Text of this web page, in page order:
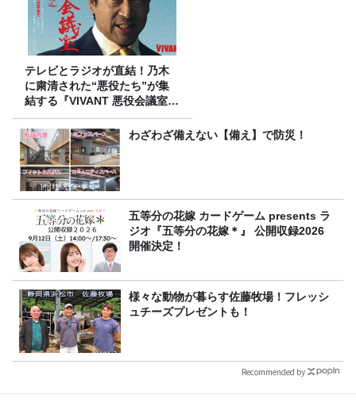
テレビとラジオが直結！乃木
に粛清された“悪役たち”が集
結する『VIVANT 悪役会議室』
7/26(日)23時スタート！
わざわざ備えない【備え】で防災！
五等分の花嫁 カードゲーム presents ラ
ジオ『五等分の花嫁＊』 公開収録2026
開催決定！
様々な動物が暮らす佐藤牧場！フレッシ
ュチーズプレゼントも！
Recommended by